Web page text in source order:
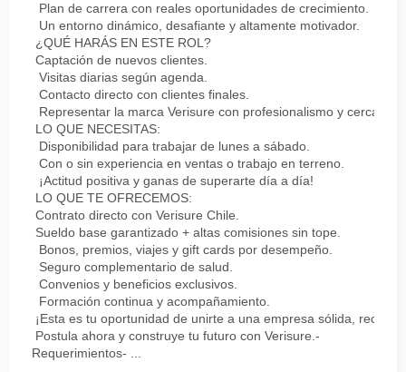
Plan de carrera con reales oportunidades de crecimiento.
Un entorno dinámico, desafiante y altamente motivador.
¿QUÉ HARÁS EN ESTE ROL?
Captación de nuevos clientes.
Visitas diarias según agenda.
Contacto directo con clientes finales.
Representar la marca Verisure con profesionalismo y cercanía.
LO QUE NECESITAS:
Disponibilidad para trabajar de lunes a sábado.
Con o sin experiencia en ventas o trabajo en terreno.
¡Actitud positiva y ganas de superarte día a día!
LO QUE TE OFRECEMOS:
Contrato directo con Verisure Chile.
Sueldo base garantizado + altas comisiones sin tope.
Bonos, premios, viajes y gift cards por desempeño.
Seguro complementario de salud.
Convenios y beneficios exclusivos.
Formación continua y acompañamiento.
¡Esta es tu oportunidad de unirte a una empresa sólida,
Postula ahora y construye tu futuro con Verisure.-
Requerimientos- ...